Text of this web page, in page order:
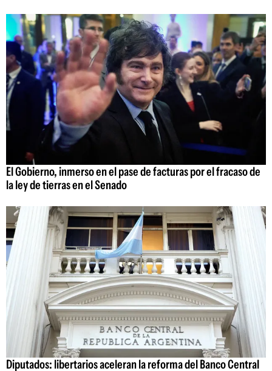
El Gobierno, inmerso en el pase de facturas por el fracaso de
la ley de tierras en el Senado
Diputados: libertarios aceleran la reforma del Banco Central